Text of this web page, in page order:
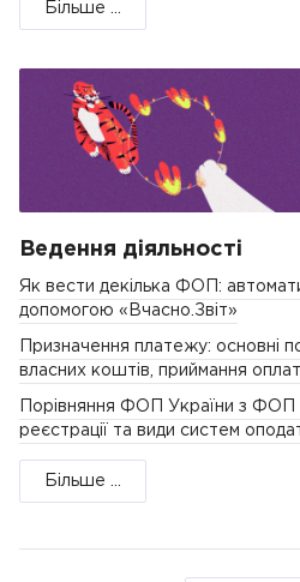
Більше ...
Ведення діяльності
Як вести декілька ФОП:
допомогою «Вчасно.Звіт»
Призначення платежу: основні
власних коштів, приймання
Порівняння ФОП України з ФОП
реєстрації та види систем
Більше ...